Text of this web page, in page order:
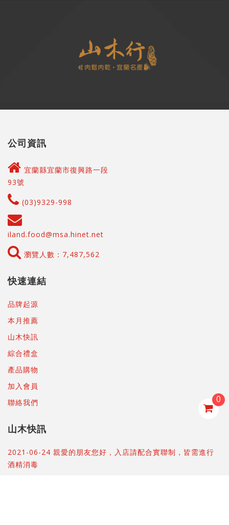
0
公司資訊
宜蘭縣宜蘭市復興路一段
93號
(03)9329-998
iland.food@msa.hinet.net
瀏覽人數：7,487,562
快速連結
品牌起源
本月推薦
山木快訊
綜合禮盒
產品購物
加入會員
聯絡我們
山木快訊
2021-06-24 親愛的朋友您好，入店請配合實聯制，皆需進行
酒精消毒